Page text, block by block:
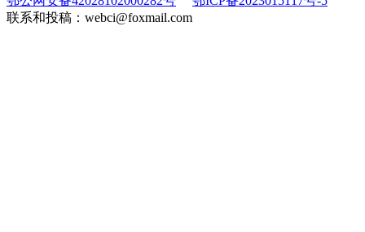
联系和投稿：webci@foxmail.com